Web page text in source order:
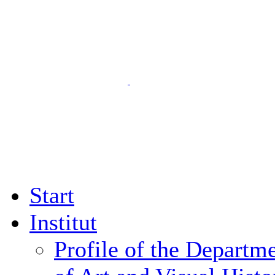
Start
Institut
Profile of the